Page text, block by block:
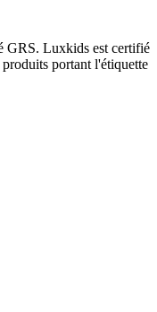
GRS. Luxkids est certifié
portant l'étiquette